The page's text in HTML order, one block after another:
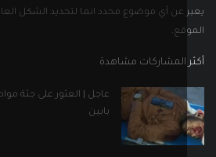
عن أي موضوع محدد انما لتحديد الشكل العام
المشاركات مشاهدة
عاجل | العثور على جثة مواطن
بابين